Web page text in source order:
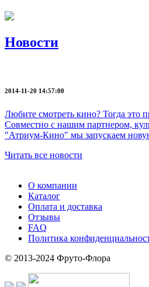
Новости
2014-11-20 14:57:00
Любите смотреть кино? Тогда это
Совместно с нашим партнером,
"Атриум-Кино" мы запускаем
Читать все новости
О компании
Каталог
Оплата и доставка
Отзывы
FAQ
Политика
© 2013-2024 Фруто-Флора